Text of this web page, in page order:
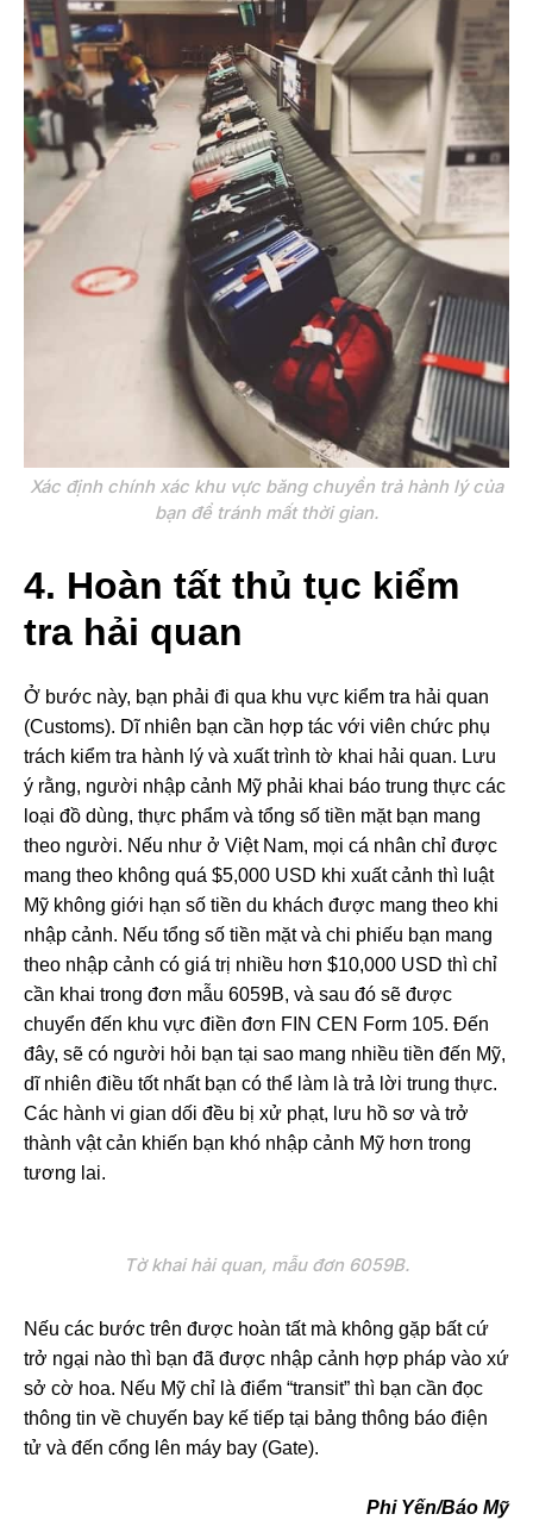
Xác định chính xác khu vực băng chuyền trả hành lý của
bạn để tránh mất thời gian.
4. Hoàn tất thủ tục kiểm
tra hải quan
Ở bước này, bạn phải đi qua khu vực kiểm tra hải quan
(Customs). Dĩ nhiên bạn cần hợp tác với viên chức phụ
trách kiểm tra hành lý và xuất trình tờ khai hải quan. Lưu
ý rằng, người nhập cảnh Mỹ phải khai báo trung thực các
loại đồ dùng, thực phẩm và tổng số tiền mặt bạn mang
theo người. Nếu như ở Việt Nam, mọi cá nhân chỉ được
mang theo không quá $5,000 USD khi xuất cảnh thì luật
Mỹ không giới hạn số tiền du khách được mang theo khi
nhập cảnh. Nếu tổng số tiền mặt và chi phiếu bạn mang
theo nhập cảnh có giá trị nhiều hơn $10,000 USD thì chỉ
cần khai trong đơn mẫu 6059B, và sau đó sẽ được
chuyển đến khu vực điền đơn FIN CEN Form 105. Đến
đây, sẽ có người hỏi bạn tại sao mang nhiều tiền đến Mỹ,
dĩ nhiên điều tốt nhất bạn có thể làm là trả lời trung thực.
Các hành vi gian dối đều bị xử phạt, lưu hồ sơ và trở
thành vật cản khiến bạn khó nhập cảnh Mỹ hơn trong
tương lai.
Tờ khai hải quan, mẫu đơn 6059B.
Nếu các bước trên được hoàn tất mà không gặp bất cứ
trở ngại nào thì bạn đã được nhập cảnh hợp pháp vào xứ
sở cờ hoa. Nếu Mỹ chỉ là điểm “transit” thì bạn cần đọc
thông tin về chuyến bay kế tiếp tại bảng thông báo điện
tử và đến cổng lên máy bay (Gate).
Phi Yến/Báo Mỹ